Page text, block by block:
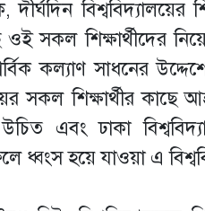
বিশ্ববিদ্যালয়ের
ওই সকল শিক্ষার্থীদের
কল্যাণ সাধনের
সকল শিক্ষার্থীর কাছে
এবং ঢাকা
ধ্বংস হয়ে যাওয়া এ